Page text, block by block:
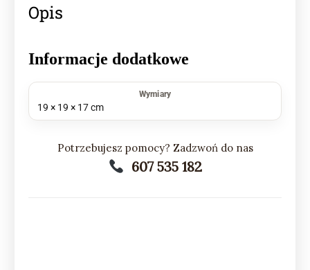
Opis
Informacje dodatkowe
Wymiary
19 × 19 × 17 cm
Potrzebujesz pomocy? Zadzwoń do nas
607 535 182